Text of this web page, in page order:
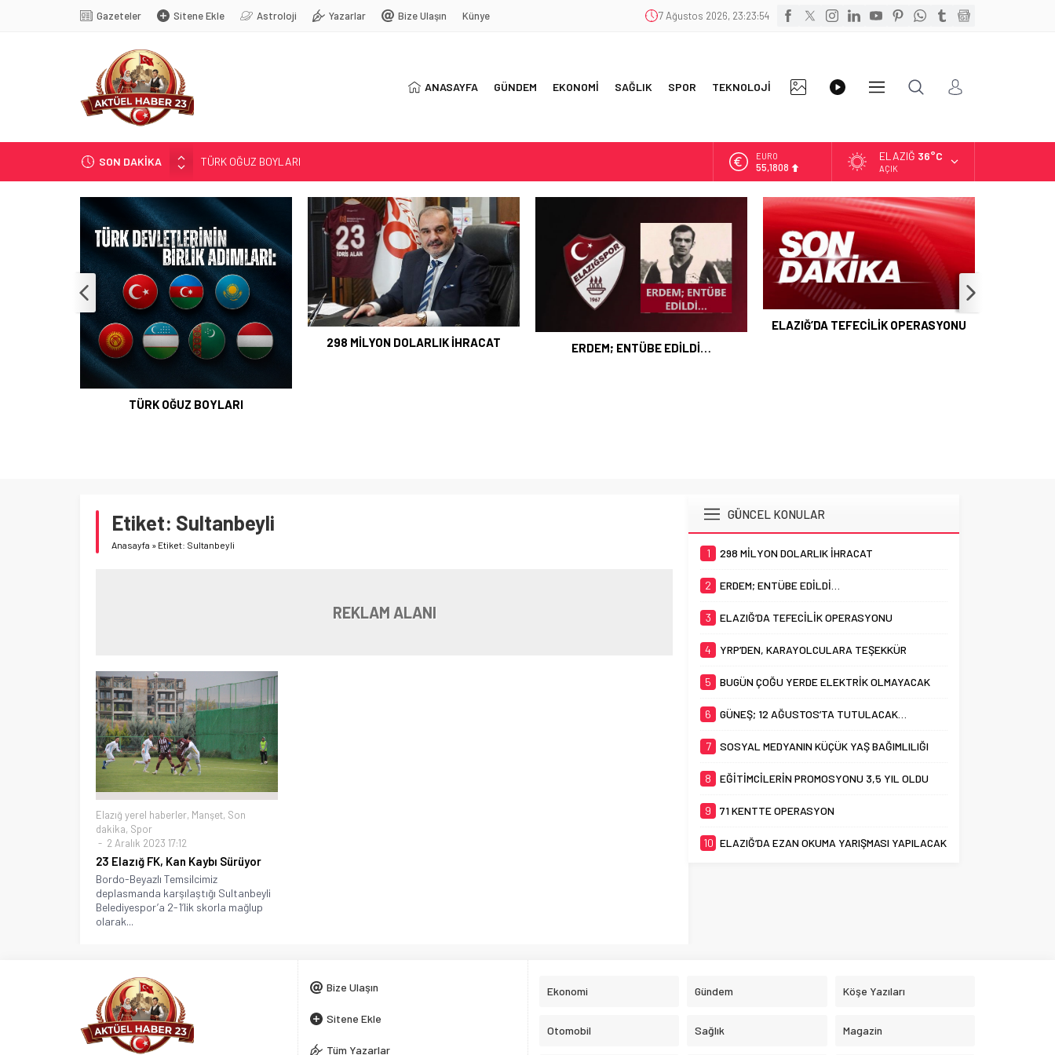
Gazeteler Sitene Ekle Astroloji Yazarlar Bize Ulaşın Künye 7 Ağustos 2026, 23:23:55
ANASAYFA GÜNDEM EKONOMİ SAĞLIK SPOR TEKNOLOJİ
GALERİGALERİ
DİĞER
SON DAKİKA
TÜRK OĞUZ BOYLARI
298 MİLYON DOLARLIK İHRACAT
ERDEM; ENTÜBE EDİLDİ…
ELAZIĞ’DA TEFECİLİK OPERASYONU
YRP’DEN, KARAYOLCULARA TEŞEKKÜR
EURO
55,1808
ALTIN
6.662,82
13.779,39
DOLAR
47,6961
ELAZIĞ 36°C
AÇIK
TÜRK OĞUZ BOYLARI
298 MİLYON DOLARLIK İHRACAT ERDEM; ENTÜBE EDİLDİ…
ELAZIĞ’DA TEFECİLİK OPERASYONU
Etiket: Sultanbeyli
Anasayfa » Etiket: Sultanbeyli
REKLAM ALANI
Elazığ yerel haberler, Manşet, Son
dakika, Spor
2 Aralık 2023 17:12
23 Elazığ FK, Kan Kaybı Sürüyor
Bordo-Beyazlı Temsilcimiz
deplasmanda karşılaştığı Sultanbeyli
Belediyespor’a 2-1’lik skorla mağlup
olarak...
GÜNCEL KONULAR
1 298 MİLYON DOLARLIK İHRACAT
2 ERDEM; ENTÜBE EDİLDİ…
3 ELAZIĞ’DA TEFECİLİK OPERASYONU
4 YRP’DEN, KARAYOLCULARA TEŞEKKÜR
5 BUGÜN ÇOĞU YERDE ELEKTRİK OLMAYACAK
6 GÜNEŞ; 12 AĞUSTOS’TA TUTULACAK…
7 SOSYAL MEDYANIN KÜÇÜK YAŞ BAĞIMLILIĞI
8 EĞİTİMCİLERİN PROMOSYONU 3,5 YIL OLDU
9 71 KENTTE OPERASYON
10 ELAZIĞ’DA EZAN OKUMA YARIŞMASI YAPILACAK
Bize Ulaşın
Sitene Ekle
Tüm Yazarlar
Ekonomi Gündem Köşe Yazıları
Otomobil Sağlık Magazin